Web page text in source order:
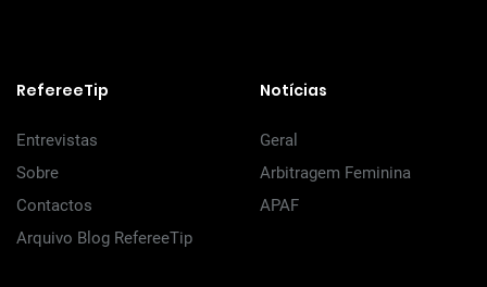
RefereeTip
Entrevistas
Sobre
Contactos
Arquivo Blog RefereeTip
Notícias
Geral
Arbitragem Feminina
APAF